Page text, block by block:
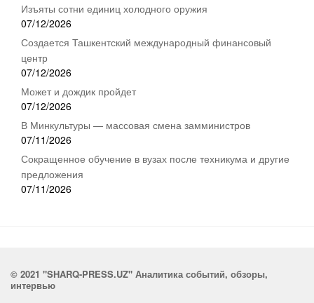
Изъяты сотни единиц холодного оружия
07/12/2026
Создается Ташкентский международный финансовый
центр
07/12/2026
Может и дождик пройдет
07/12/2026
В Минкультуры — массовая смена замминистров
07/11/2026
Сокращенное обучение в вузах после техникума и другие
предложения
07/11/2026
© 2021 "SHARQ-PRESS.UZ" Аналитика событий, обзоры,
интервью